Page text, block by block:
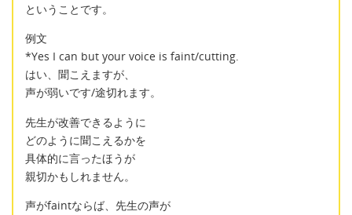
ということです。
例文
*Yes I can but your voice is faint/cutting.
はい、聞こえますが、
声が弱いです/途切れます。
先生が改善できるように
どのように聞こえるかを
具体的に言ったほうが
親切かもしれません。
声がfaintならば、先生の声が